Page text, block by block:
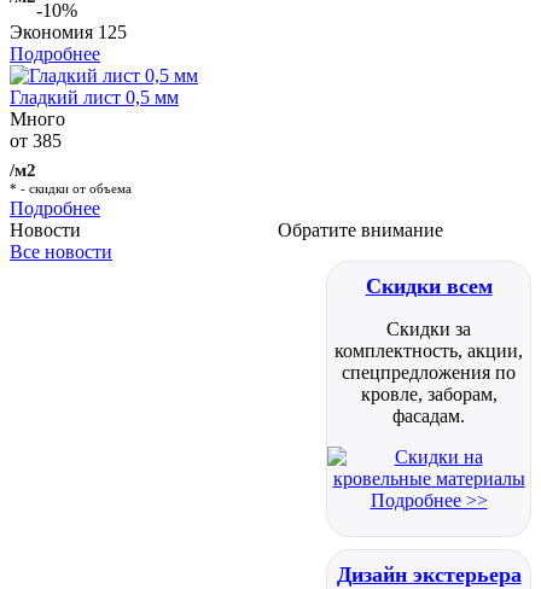
-10%
Экономия 125
Подробнее
Гладкий лист 0,5 мм
Много
от 385
/м2
* - скидки от объема
Подробнее
Обратите внимание
Скидки всем
Скидки за
комплектность, акции,
спецпредложения по
кровле, заборам,
фасадам.
Подробнее >>
Дизайн экстерьера
Новости
Все новости